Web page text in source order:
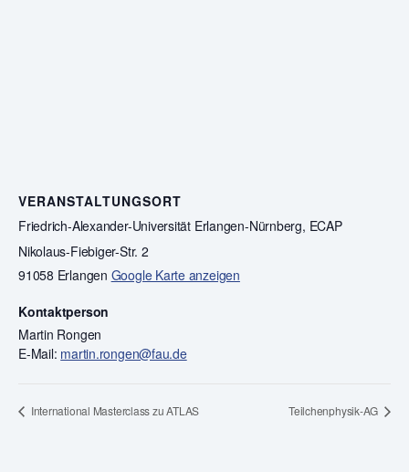
VERANSTALTUNGSORT
Friedrich-Alexander-Universität Erlangen-Nürnberg, ECAP
Nikolaus-Fiebiger-Str. 2
91058 Erlangen Google Karte anzeigen
Kontaktperson
Martin Rongen
E-Mail: martin.rongen@fau.de
International Masterclass zu ATLAS Teilchenphysik-AG